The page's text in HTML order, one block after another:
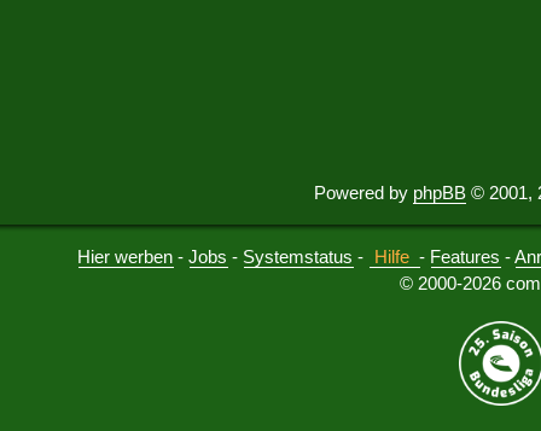
Powered by phpBB © 2001,
Hier werben -Jobs - Systemstatus - Hilfe - Features -
© 2000-2026